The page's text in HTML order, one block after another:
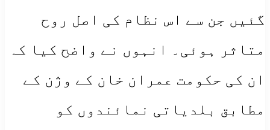
گئیں جن سے اس نظام کی اصل روح
متاثر ہوئی۔ انہوں نے واضح کیا کہ
ان کی حکومت عمران خان کے وژن کے
مطابق بلدیاتی نمائندوں کو